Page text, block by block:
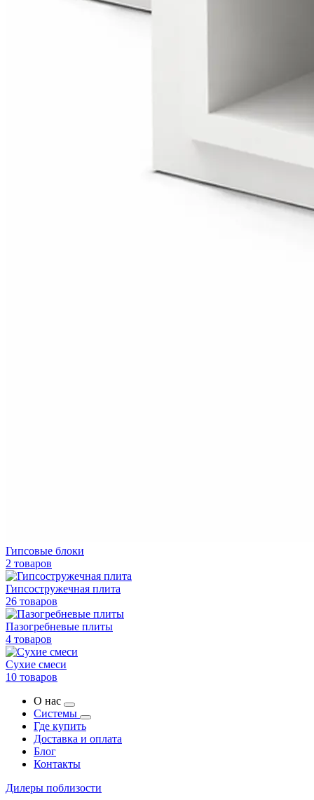
Гипсовые блоки
2 товаров
Гипсостружечная плита
26 товаров
Пазогребневые плиты
4 товаров
Сухие смеси
10 товаров
О нас
Системы
Где купить
Доставка и оплата
Блог
Контакты
Дилеры поблизости